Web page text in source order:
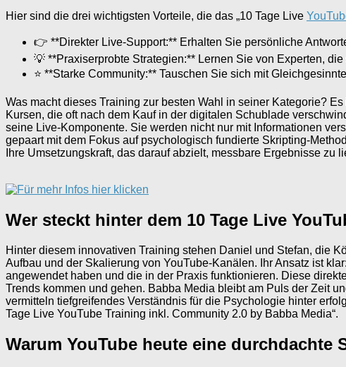
Hier sind die drei wichtigsten Vorteile, die das „10 Tage Live
👉 **Direkter Live-Support:** Erhalten Sie persönliche
💡 **Praxiserprobte Strategien:** Lernen Sie von Experten,
⭐ **Starke Community:** Tauschen Sie sich mit
Was macht dieses Training zur besten Wahl in seiner Kategorie?
Kursen, die oft nach dem Kauf in der digitalen Schublade
seine Live-Komponente. Sie werden nicht nur mit Informationen
gepaart mit dem Fokus auf psychologisch fundierte Skripting-
Ihre Umsetzungskraft, das darauf abzielt, messbare Ergebnisse zu
Wer steckt hinter dem 10 Tage Live
Hinter diesem innovativen Training stehen Daniel und Stefan, die
Aufbau und der Skalierung von YouTube-Kanälen. Ihr Ansatz ist
angewendet haben und die in der Praxis funktionieren. Diese
Trends kommen und gehen. Babba Media bleibt am Puls der Zeit
vermitteln tiefgreifendes Verständnis für die Psychologie hinter
Tage Live YouTube Training inkl. Community 2.0 by Babba Media“.
Warum YouTube heute eine durchdachte